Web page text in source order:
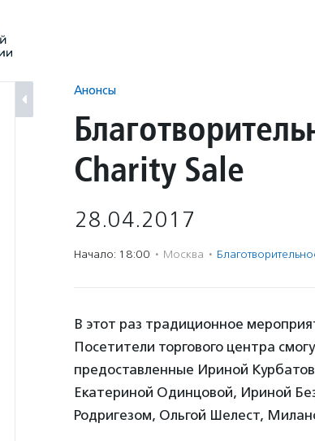
Анонсы
Charity Sale
28.04.2017
Начало: 18:00 · Москва ·
В этот раз традиционное
Посетители торгового центра
предоставленные Ириной
Екатериной Одинцовой, Ириной
Родригезом, Ольгой Шелест,